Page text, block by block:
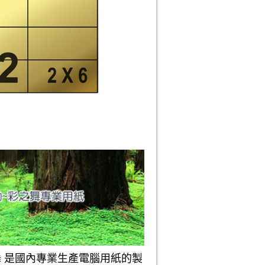
內專業生產電腦用紙的製